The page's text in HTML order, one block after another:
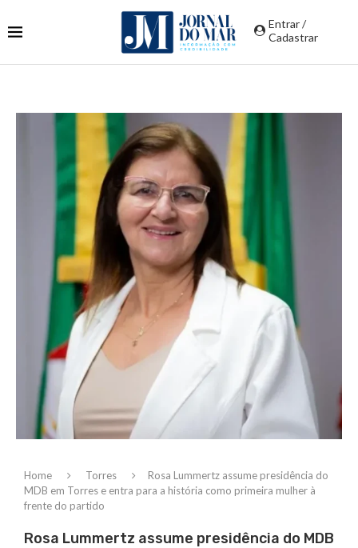
Entrar /
Cadastrar
Home Torres
Rosa Lummertz assume presidência do
MDB em Torres e entra para a história como primeira mulher à
frente do partido
Rosa Lummertz assume presidência do MDB